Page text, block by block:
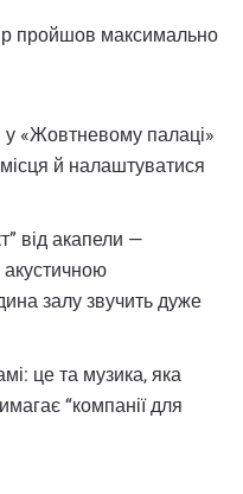
пройшов максимально
у «Жовтневому палаці»
й налаштуватися
від акапели —
залу звучить дуже
це та музика, яка
“компанії для